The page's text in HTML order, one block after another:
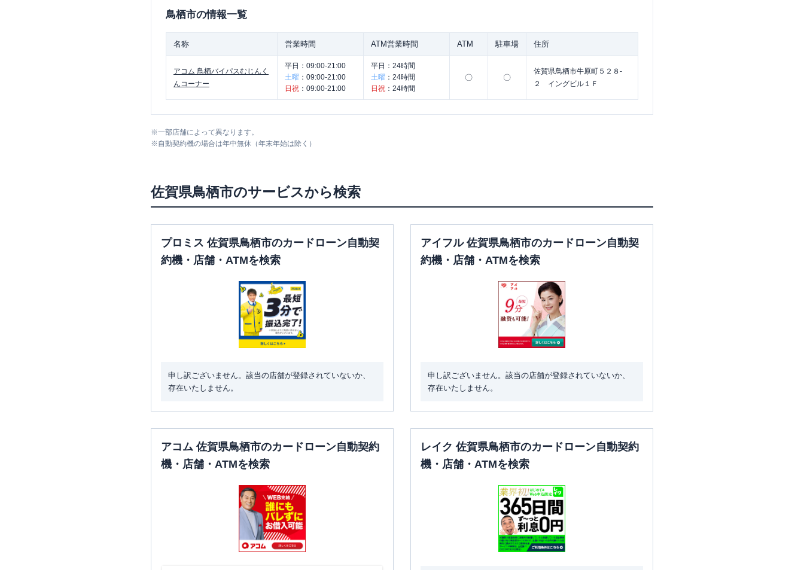
鳥栖市の情報一覧
名称 営業時間 ATM営業時間 ATM 駐車場 住所
アコム 鳥栖バイパスむじんく
んコーナー
平日： 09:00-21:00
土曜 ： 09:00-21:00
日祝 ： 09:00-21:00
平日： 24時間
土曜 ： 24時間
日祝 ： 24時間
〇 〇
佐賀県鳥栖市牛原町５２８-
２ イングビル１Ｆ
※一部店舗によって異なります。
※自動契約機の場合は年中無休（年末年始は除く）
佐賀県鳥栖市のサービスから検索
プロミス 佐賀県鳥栖市のカードローン自動契
約機・店舗・ATMを検索
申し訳ございません。該当の店舗が登録されていないか、
存在いたしません。
アイフル 佐賀県鳥栖市のカードローン自動契
約機・店舗・ATMを検索
申し訳ございません。該当の店舗が登録されていないか、
存在いたしません。
アコム 佐賀県鳥栖市のカードローン自動契約
機・店舗・ATMを検索
レイク 佐賀県鳥栖市のカードローン自動契約
機・店舗・ATMを検索